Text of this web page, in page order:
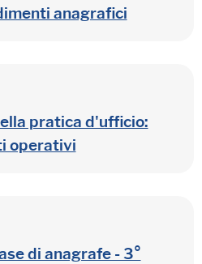
anagrafici
pratica d'ufficio:
operativi
di anagrafe - 3°